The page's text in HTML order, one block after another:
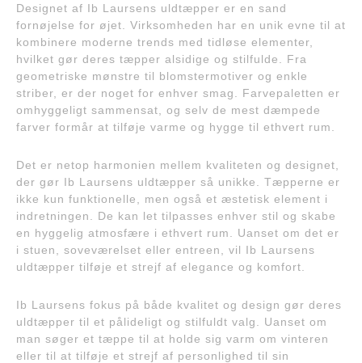
Designet af Ib Laursens uldtæpper er en sand
fornøjelse for øjet. Virksomheden har en unik evne til at
kombinere moderne trends med tidløse elementer,
hvilket gør deres tæpper alsidige og stilfulde. Fra
geometriske mønstre til blomstermotiver og enkle
striber, er der noget for enhver smag. Farvepaletten er
omhyggeligt sammensat, og selv de mest dæmpede
farver formår at tilføje varme og hygge til ethvert rum.
Det er netop harmonien mellem kvaliteten og designet,
der gør Ib Laursens uldtæpper så unikke. Tæpperne er
ikke kun funktionelle, men også et æstetisk element i
indretningen. De kan let tilpasses enhver stil og skabe
en hyggelig atmosfære i ethvert rum. Uanset om det er
i stuen, soveværelset eller entreen, vil Ib Laursens
uldtæpper tilføje et strejf af elegance og komfort.
Ib Laursens fokus på både kvalitet og design gør deres
uldtæpper til et pålideligt og stilfuldt valg. Uanset om
man søger et tæppe til at holde sig varm om vinteren
eller til at tilføje et strejf af personlighed til sin